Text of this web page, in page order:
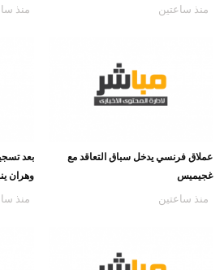
منذ ساعتين منذ
عملاق فرنسي يدخل سباق التعاقد مع
غجيميس
منذ ساعتين
بعد
وهران
منذ